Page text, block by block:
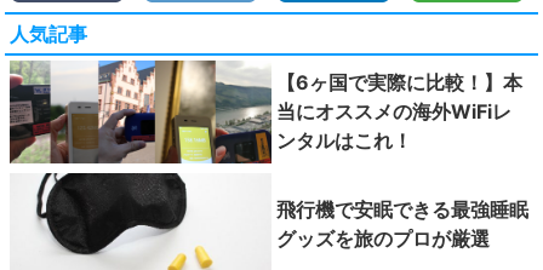
人気記事
【6ヶ国で実際に比較！】本
当にオススメの海外WiFiレ
ンタルはこれ！
飛行機で安眠できる最強睡眠
グッズを旅のプロが厳選